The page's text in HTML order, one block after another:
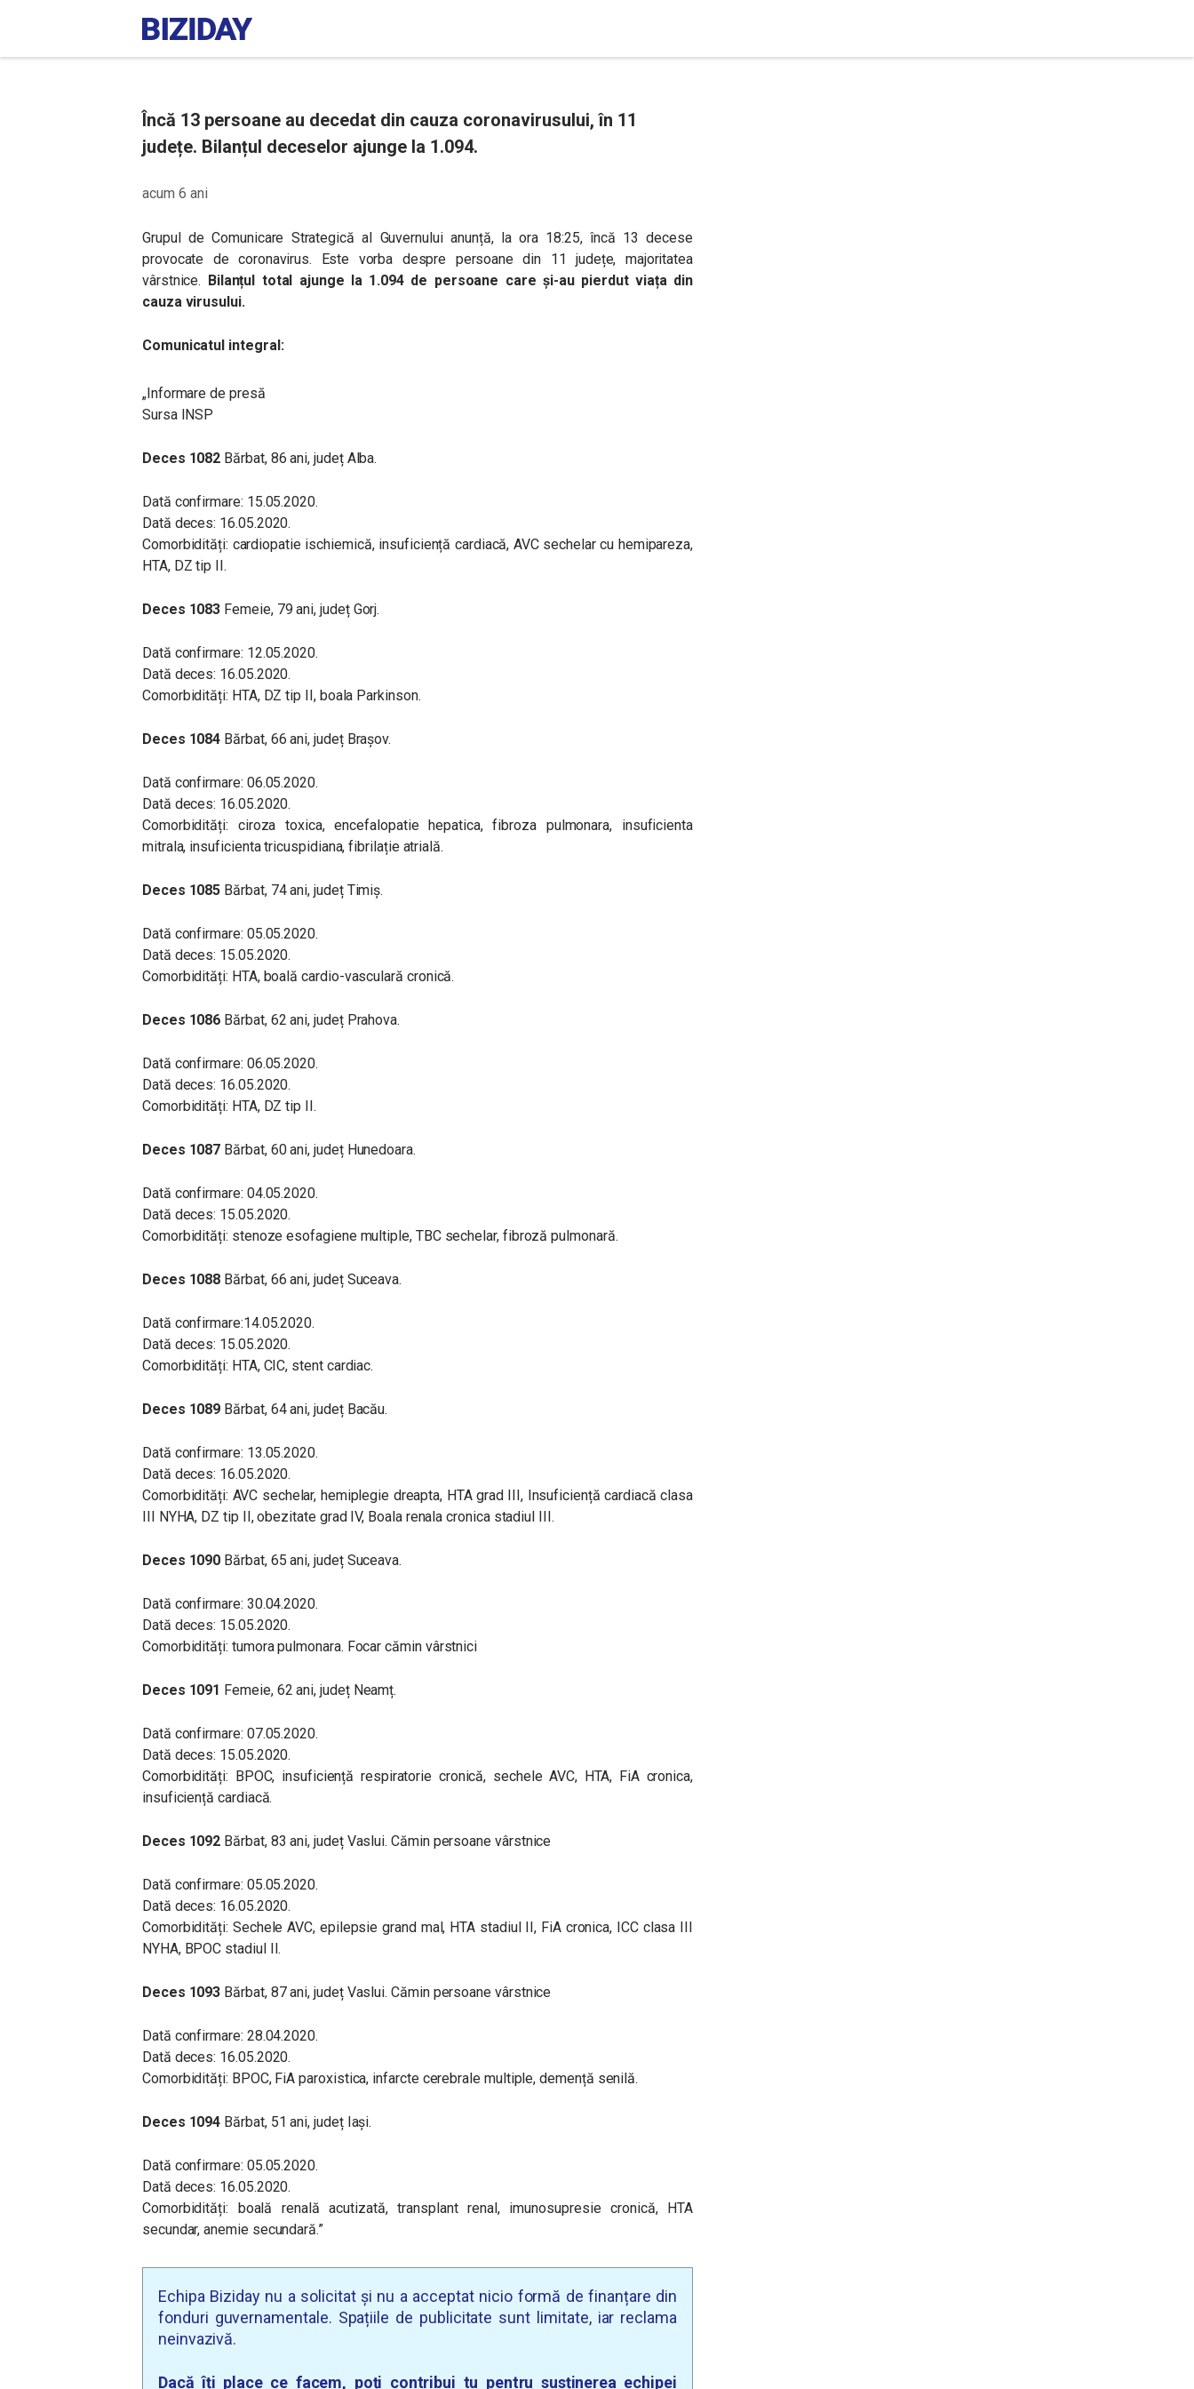
Încă 13 persoane au decedat din cauza coronavirusului, în 11
județe. Bilanțul deceselor ajunge la 1.094.
acum 6 ani
Grupul de Comunicare Strategică al Guvernului anunță, la ora 18:25, încă 13 decese
provocate de coronavirus. Este vorba despre persoane din 11 județe, majoritatea
vârstnice. Bilanțul total ajunge la 1.094 de persoane care și-au pierdut viața din
cauza virusului.
Comunicatul integral:
„Informare de presă
Sursa INSP
Deces 1082 Bărbat, 86 ani, județ Alba.
Dată confirmare: 15.05.2020.
Dată deces: 16.05.2020.
Comorbidități: cardiopatie ischiemică, insuficiență cardiacă, AVC sechelar cu hemipareza,
HTA, DZ tip II.
Deces 1083 Femeie, 79 ani, județ Gorj.
Dată confirmare: 12.05.2020.
Dată deces: 16.05.2020.
Comorbidități: HTA, DZ tip II, boala Parkinson.
Deces 1084 Bărbat, 66 ani, județ Brașov.
Dată confirmare: 06.05.2020.
Dată deces: 16.05.2020.
Comorbidități: ciroza toxica, encefalopatie hepatica, fibroza pulmonara, insuficienta
mitrala, insuficienta tricuspidiana, fibrilație atrială.
Deces 1085 Bărbat, 74 ani, județ Timiș.
Dată confirmare: 05.05.2020.
Dată deces: 15.05.2020.
Comorbidități: HTA, boală cardio-vasculară cronică.
Deces 1086 Bărbat, 62 ani, județ Prahova.
Dată confirmare: 06.05.2020.
Dată deces: 16.05.2020.
Comorbidități: HTA, DZ tip II.
Deces 1087 Bărbat, 60 ani, județ Hunedoara.
Dată confirmare: 04.05.2020.
Dată deces: 15.05.2020.
Comorbidități: stenoze esofagiene multiple, TBC sechelar, fibroză pulmonară.
Deces 1088 Bărbat, 66 ani, județ Suceava.
Dată confirmare:14.05.2020.
Dată deces: 15.05.2020.
Comorbidități: HTA, CIC, stent cardiac.
Deces 1089 Bărbat, 64 ani, județ Bacău.
Dată confirmare: 13.05.2020.
Dată deces: 16.05.2020.
Comorbidități: AVC sechelar, hemiplegie dreapta, HTA grad III, Insuficiență cardiacă clasa
III NYHA, DZ tip II, obezitate grad IV, Boala renala cronica stadiul III.
Deces 1090 Bărbat, 65 ani, județ Suceava.
Dată confirmare: 30.04.2020.
Dată deces: 15.05.2020.
Comorbidități: tumora pulmonara. Focar cămin vârstnici
Deces 1091 Femeie, 62 ani, județ Neamț.
Dată confirmare: 07.05.2020.
Dată deces: 15.05.2020.
Comorbidități: BPOC, insuficiență respiratorie cronică, sechele AVC, HTA, FiA cronica,
insuficiență cardiacă.
Deces 1092 Bărbat, 83 ani, județ Vaslui. Cămin persoane vârstnice
Dată confirmare: 05.05.2020.
Dată deces: 16.05.2020.
Comorbidități: Sechele AVC, epilepsie grand mal, HTA stadiul II, FiA cronica, ICC clasa III
NYHA, BPOC stadiul II.
Deces 1093 Bărbat, 87 ani, județ Vaslui. Cămin persoane vârstnice
Dată confirmare: 28.04.2020.
Dată deces: 16.05.2020.
Comorbidități: BPOC, FiA paroxistica, infarcte cerebrale multiple, demență senilă.
Deces 1094 Bărbat, 51 ani, județ Iași.
Dată confirmare: 05.05.2020.
Dată deces: 16.05.2020.
Comorbidități: boală renală acutizată, transplant renal, imunosupresie cronică, HTA
secundar, anemie secundară.”
Echipa Biziday nu a solicitat și nu a acceptat nicio formă de finanțare din
fonduri guvernamentale. Spațiile de publicitate sunt limitate, iar reclama
neinvazivă.
Dacă îți place ce facem, poți contribui tu pentru susținerea echipei